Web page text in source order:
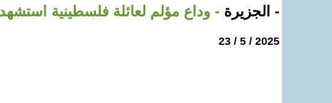
- الجزيرة - وداع مؤلم لعائلة فلسطينية
2025 / 5 / 23